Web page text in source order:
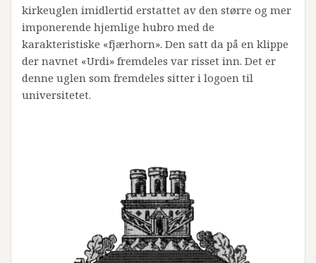
kirkeuglen imidlertid erstattet av den større og mer
imponerende hjemlige hubro med de
karakteristiske «fjærhorn». Den satt da på en klippe
der navnet «Urdi» fremdeles var risset inn. Det er
denne uglen som fremdeles sitter i logoen til
universitetet.